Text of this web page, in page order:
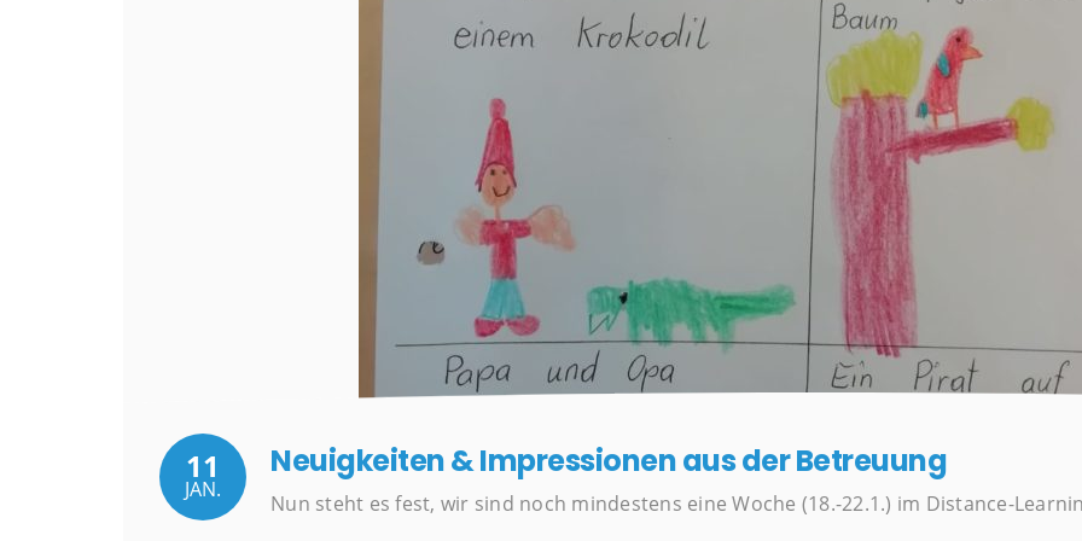
11
JAN.
Neuigkeiten & Impressionen aus der Betreuung
Nun steht es fest, wir sind noch mindestens eine Woche (18.-22.1.) im Distance-